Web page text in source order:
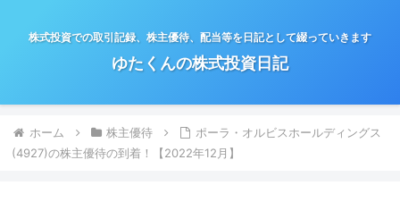
株式投資での取引記録、株主優待、配当等を日記として綴っていきます
ゆたくんの株式投資日記
ホーム 株主優待
ポーラ・オルビスホールディングス
(4927)の株主優待の到着！【2022年12月】